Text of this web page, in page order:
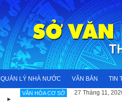
QUẢN LÝ NHÀ NƯỚC VĂN BẢN TIN
VĂN HÓA CƠ SỞ 27 Tháng 11,